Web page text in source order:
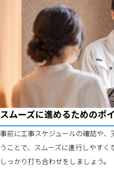
スムーズに進めるためのポ
事前に工事スケジュールの確認や
うことで、スムーズに進行しやすく
しっかり打ち合わせをしましょう。